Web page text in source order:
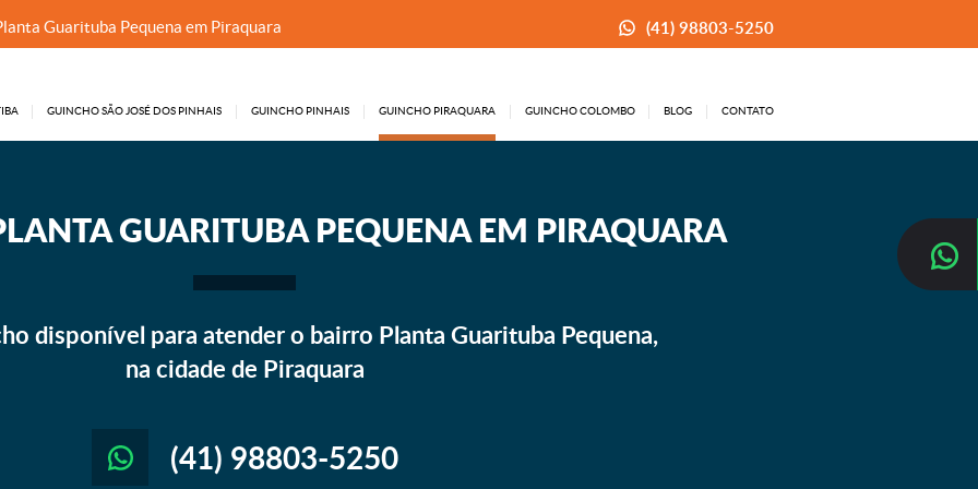
Guarituba Pequena em Piraquara (41) 98803-5250
GUINCHO SÃO JOSÉ DOS PINHAIS GUINCHO PINHAIS GUINCHO PIRAQUARA GUINCHO COLOMBO BLOG CONTATO
GUARITUBA PEQUENA EM PIRAQUARA
disponível para atender o bairro Planta Guarituba Pequena,
na cidade de Piraquara
(41) 98803-5250